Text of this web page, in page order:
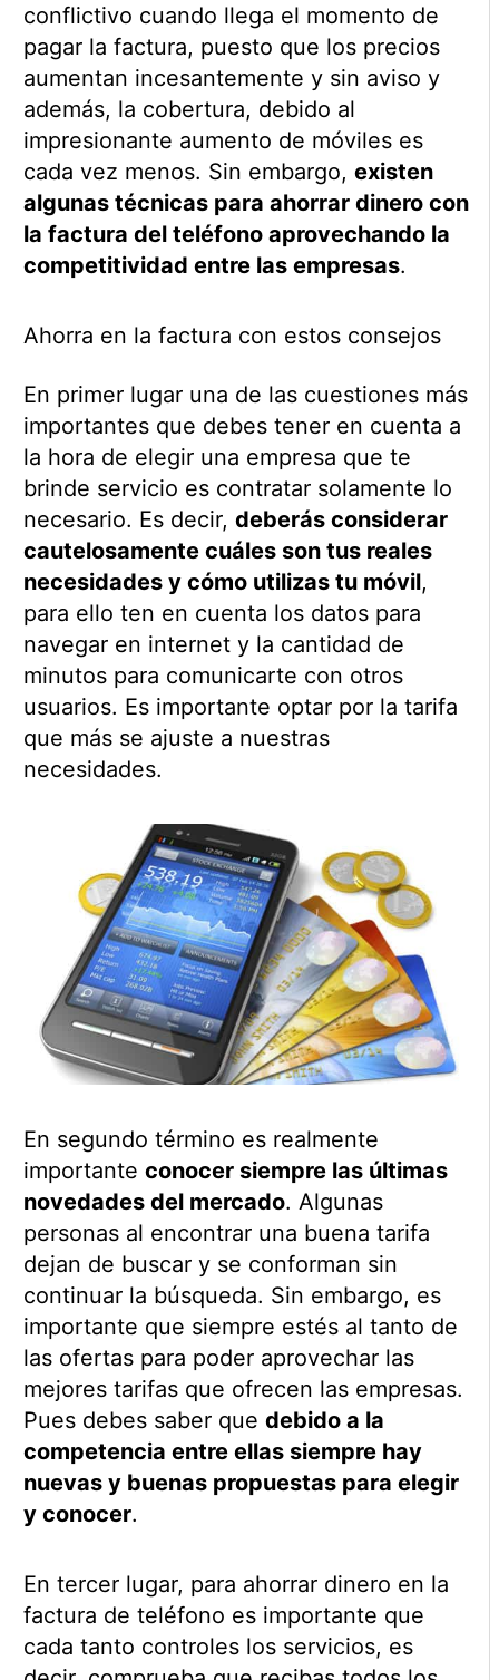
conflictivo cuando llega el momento de
pagar la factura, puesto que los precios
aumentan incesantemente y sin aviso y
además, la cobertura, debido al
impresionante aumento de móviles es
cada vez menos. Sin embargo, existen
algunas técnicas para ahorrar dinero con
la factura del teléfono aprovechando la
competitividad entre las empresas.
Ahorra en la factura con estos consejos
En primer lugar una de las cuestiones más
importantes que debes tener en cuenta a
la hora de elegir una empresa que te
brinde servicio es contratar solamente lo
necesario. Es decir, deberás considerar
cautelosamente cuáles son tus reales
necesidades y cómo utilizas tu móvil,
para ello ten en cuenta los datos para
navegar en internet y la cantidad de
minutos para comunicarte con otros
usuarios. Es importante optar por la tarifa
que más se ajuste a nuestras
necesidades.
En segundo término es realmente
importante conocer siempre las últimas
novedades del mercado. Algunas
personas al encontrar una buena tarifa
dejan de buscar y se conforman sin
continuar la búsqueda. Sin embargo, es
importante que siempre estés al tanto de
las ofertas para poder aprovechar las
mejores tarifas que ofrecen las empresas.
Pues debes saber que debido a la
competencia entre ellas siempre hay
nuevas y buenas propuestas para elegir
y conocer.
En tercer lugar, para ahorrar dinero en la
factura de teléfono es importante que
cada tanto controles los servicios, es